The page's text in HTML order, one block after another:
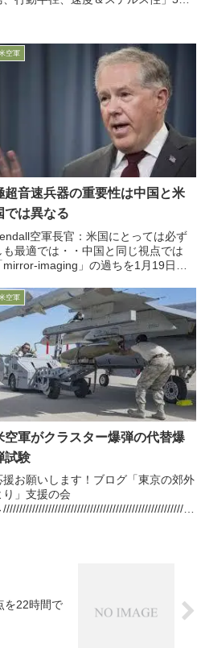
、5世代、6世代機とCCAを含む6機
...
空軍
超音速兵器の重要性は中国と米
では異なる
空軍長官：米国にとっては必ず
も最適では・・中国と同じ視点では
mirror-imaging」の過ちを1月19日、
講演し、極超音速兵器は重要だが中国
とっての重要性と米国にとって...
空軍
空軍がクラスター爆弾の代替爆
試験
援お願いします！ブログ「東京の郊外
り」支援の会
を22時間で